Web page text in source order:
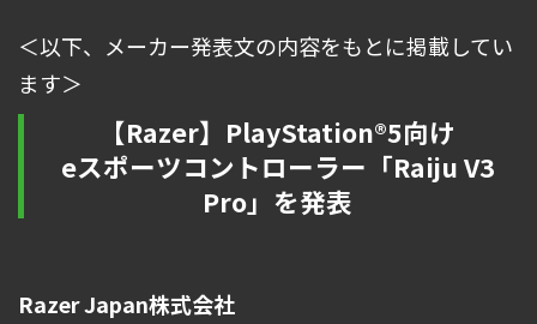
＜以下、メーカー発表文の内容をもとに掲載してい
ます＞
【Razer】PlayStation®5向け
eスポーツコントローラー「Raiju V3
Pro」を発表
Razer Japan株式会社